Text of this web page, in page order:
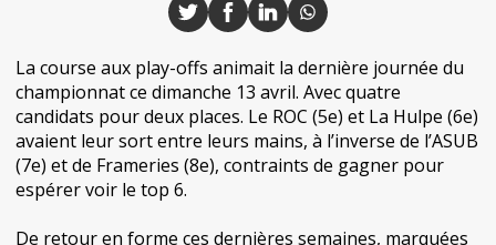
La course aux play-offs animait la dernière journée du
championnat ce dimanche 13 avril. Avec quatre
candidats pour deux places. Le ROC (5e) et La Hulpe (6e)
avaient leur sort entre leurs mains, à l’inverse de l’ASUB
(7e) et de Frameries (8e), contraints de gagner pour
espérer voir le top 6.
De retour en forme ces dernières semaines, marquées